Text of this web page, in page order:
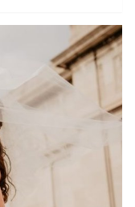
w gwiazdach,
Okazuje się,
na to, czy
bardziej niż